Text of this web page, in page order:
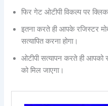
फिर गेट ओटीपी विकल्प पर क्लिक
इतना करते ही आपके रजिस्टर
सत्यापित करना होगा।
ओटीपी सत्यापन करते ही आपको
को मिल जाएगा।